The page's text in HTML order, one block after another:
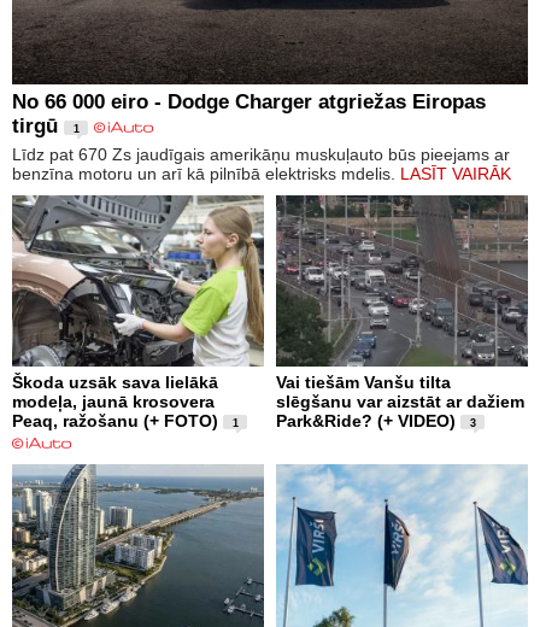
No 66 000 eiro - Dodge Charger atgriežas Eiropas
tirgū
1
Līdz pat 670 Zs jaudīgais amerikāņu muskuļauto būs pieejams ar
benzīna motoru un arī kā pilnībā elektrisks mdelis. LASĪT VAIRĀK
Škoda uzsāk sava lielākā
modeļa, jaunā krosovera
Peaq, ražošanu (+ FOTO)
1
Vai tiešām Vanšu tilta
slēgšanu var aizstāt ar dažiem
Park&Ride? (+ VIDEO)
3